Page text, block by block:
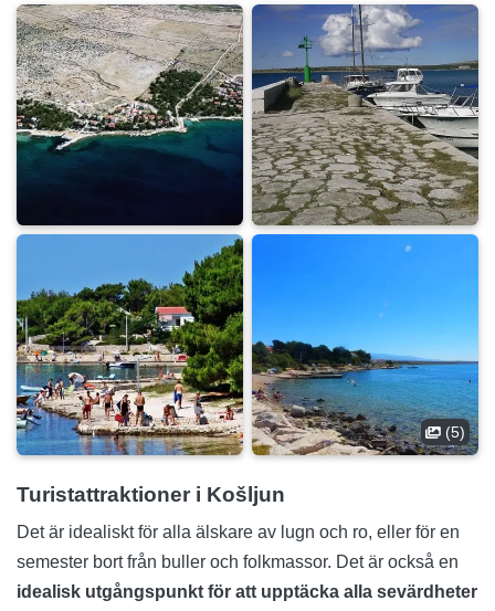
(5)
Turistattraktioner i Košljun
Det är idealiskt för alla älskare av lugn och ro, eller för en
semester bort från buller och folkmassor. Det är också en
idealisk utgångspunkt för att upptäcka alla sevärdheter